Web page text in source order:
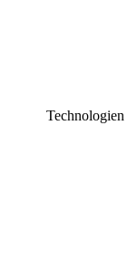
Technologien